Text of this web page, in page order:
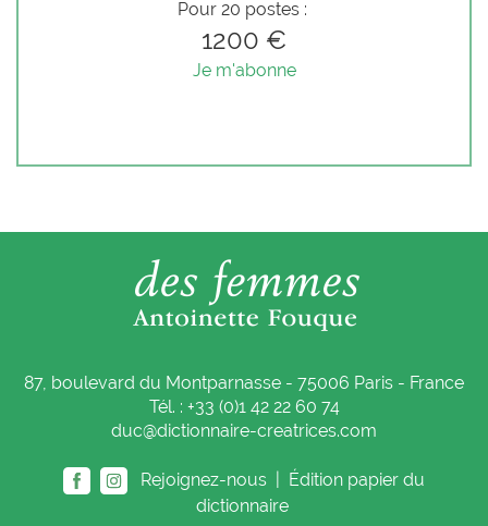
Pour 20 postes :
1200 €
Je m'abonne
87, boulevard du Montparnasse - 75006 Paris - France
Tél. : +33 (0)1 42 22 60 74
duc@dictionnaire-creatrices.com
Rejoignez-nous |
Édition papier du
dictionnaire